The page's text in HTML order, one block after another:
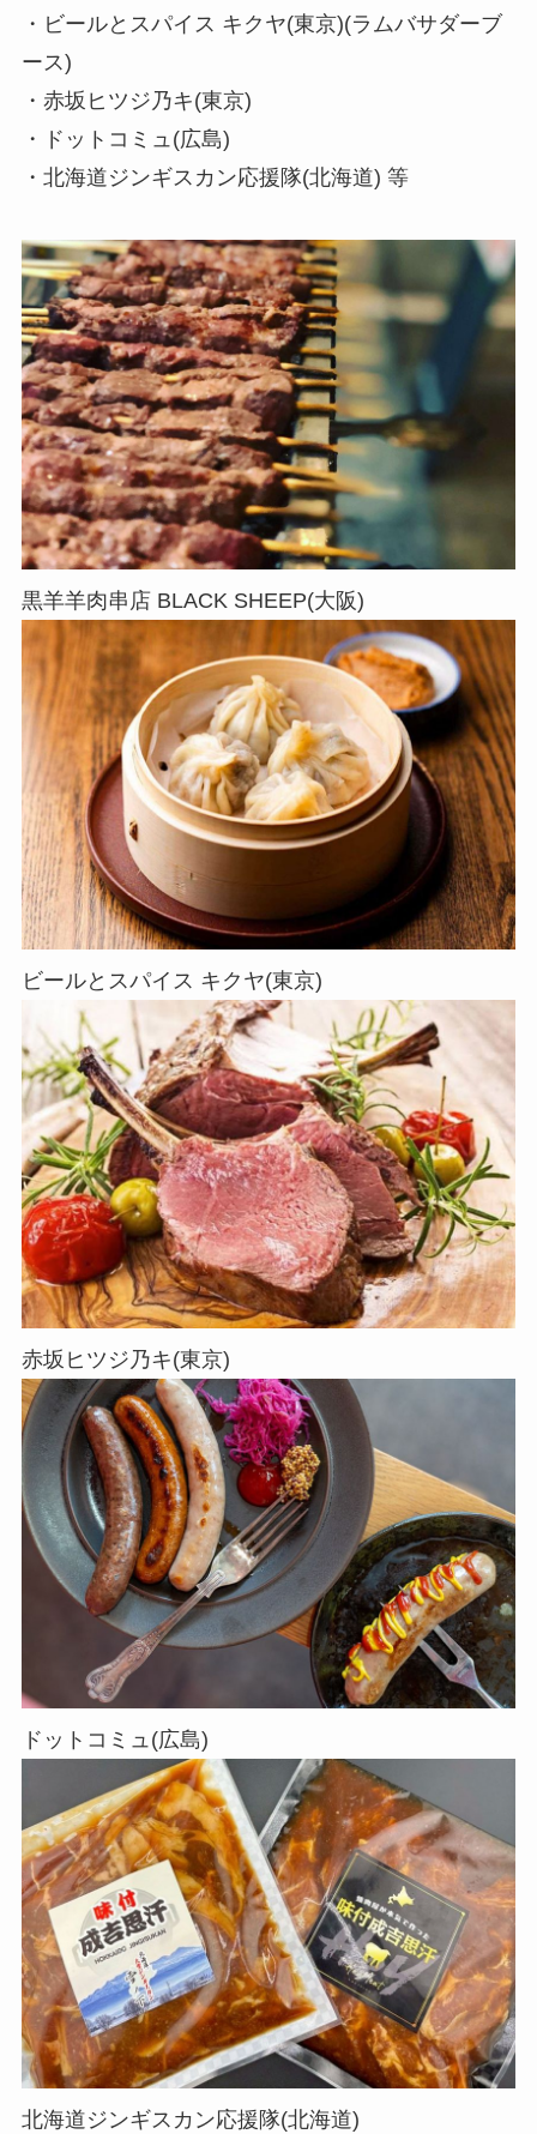
・ビールとスパイス キクヤ(東京)(ラムバサダーブ
ース)
・赤坂ヒツジ乃キ(東京)
・ドットコミュ(広島)
・北海道ジンギスカン応援隊(北海道) 等
黒羊羊肉串店 BLACK SHEEP(大阪)
ビールとスパイス キクヤ(東京)
赤坂ヒツジ乃キ(東京)
ドットコミュ(広島)
北海道ジンギスカン応援隊(北海道)